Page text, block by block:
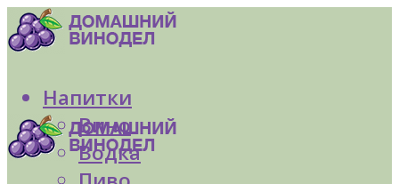
Напитки
Вино
Водка